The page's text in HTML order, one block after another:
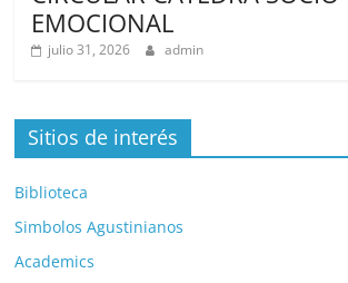
EMOCIONAL
julio 31, 2026 admin
Sitios de interés
Biblioteca
Simbolos Agustinianos
Academics